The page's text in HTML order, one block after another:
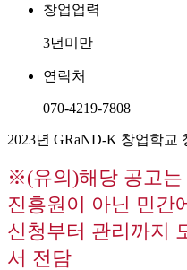
창업업력
3년미만
연락처
070-4219-7808
2023년 GRaND-K 창업학교
※(유의)해당 공고는
진흥원이 아닌 민간
신청부터 관리까지
서 전담